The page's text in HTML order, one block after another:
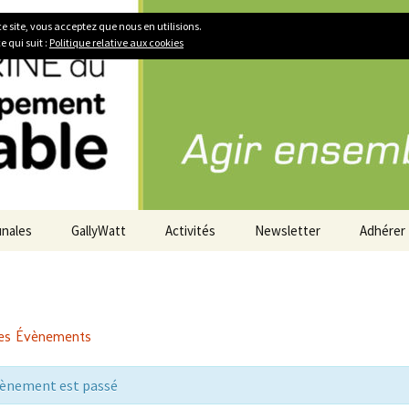
GallyWatt Activités Newsletter Adhérer
Évènements
est passé
site, vous acceptez que nous en utilisions.
qui suit : Politique relative aux cookies